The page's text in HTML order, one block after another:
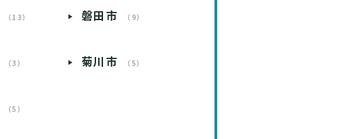
（13） 磐田市 （9）
（3） 菊川市 （5）
（5）